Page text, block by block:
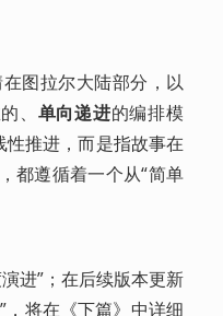
图拉尔大陆部分，以
的、 单向递进的编排模
推进，而是指故事在
都遵循着一个从“简单
进”；在后续版本更新
将在《下篇》中详细